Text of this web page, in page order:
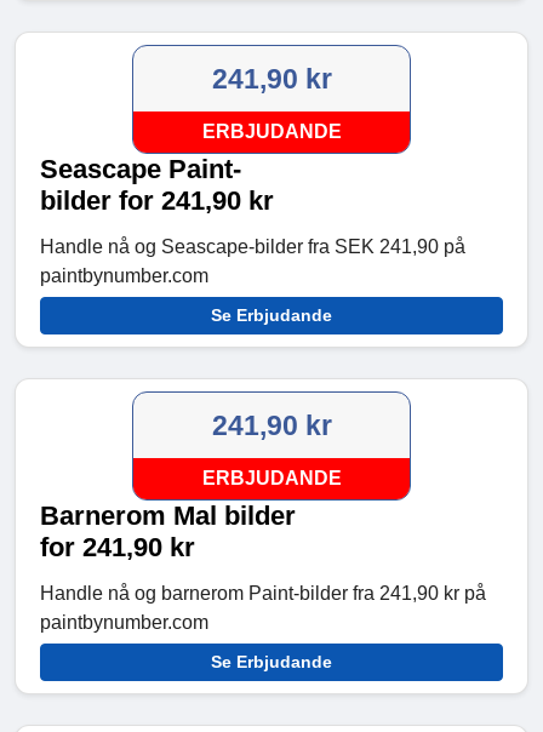
241,90 kr
ERBJUDANDE
Seascape Paint-
bilder for 241,90 kr
Handle nå og Seascape-bilder fra SEK 241,90 på
paintbynumber.com
Se Erbjudande
241,90 kr
ERBJUDANDE
Barnerom Mal bilder
for 241,90 kr
Handle nå og barnerom Paint-bilder fra 241,90 kr på
paintbynumber.com
Se Erbjudande